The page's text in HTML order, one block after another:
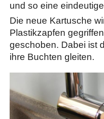
und so eine
Die neue Kartusche
Plastikzapfen
geschoben. Dabei ist
ihre Buchten gleiten.